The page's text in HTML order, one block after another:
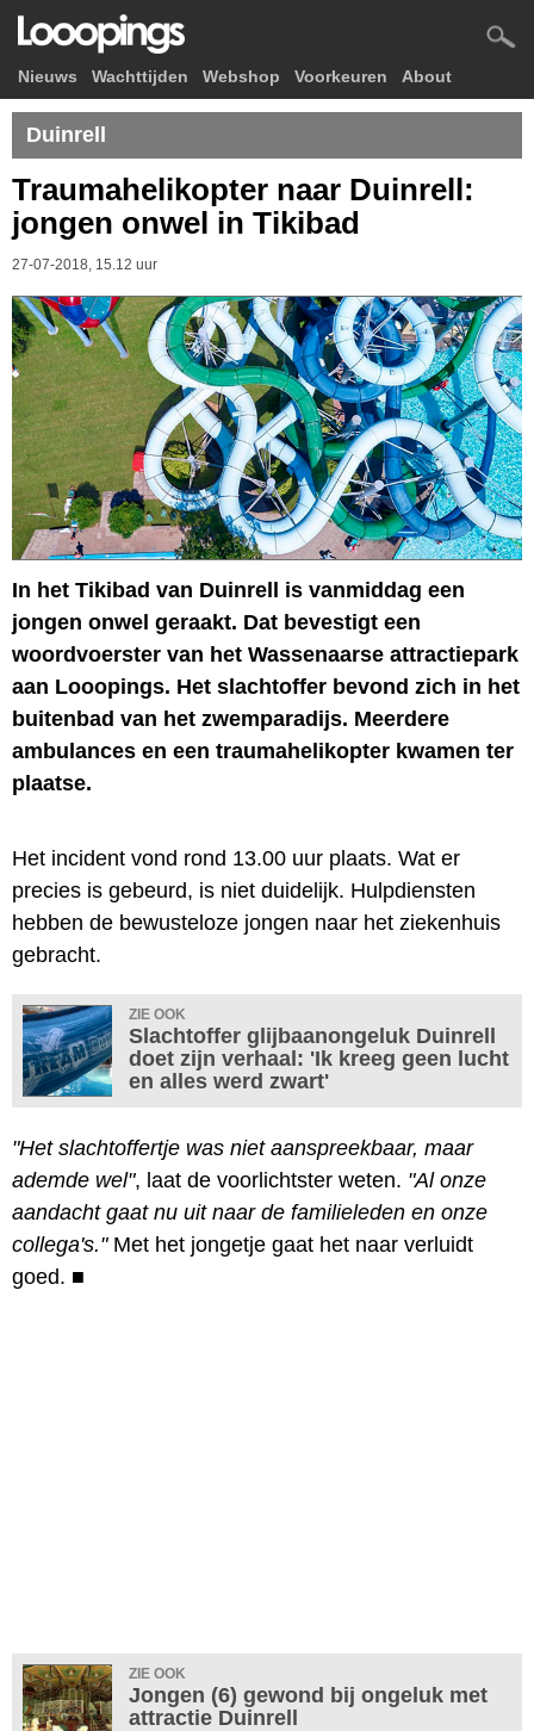
Nieuws Wachttijden Webshop Voorkeuren About
Duinrell
Traumahelikopter naar Duinrell:
jongen onwel in Tikibad
27-07-2018, 15.12 uur
In het Tikibad van Duinrell is vanmiddag een
jongen onwel geraakt. Dat bevestigt een
woordvoerster van het Wassenaarse attractiepark
aan Looopings. Het slachtoffer bevond zich in het
buitenbad van het zwemparadijs. Meerdere
ambulances en een traumahelikopter kwamen ter
plaatse.
Het incident vond rond 13.00 uur plaats. Wat er
precies is gebeurd, is niet duidelijk. Hulpdiensten
hebben de bewusteloze jongen naar het ziekenhuis
gebracht.
ZIE OOK
Slachtoffer glijbaanongeluk Duinrell
doet zijn verhaal: 'Ik kreeg geen lucht
en alles werd zwart'
"Het slachtoffertje was niet aanspreekbaar, maar
ademde wel", laat de voorlichtster weten. "Al onze
aandacht gaat nu uit naar de familieleden en onze
collega's."Met het jongetje gaat het naar verluidt
goed. ■
ZIE OOK
Jongen (6) gewond bij ongeluk met
attractie Duinrell